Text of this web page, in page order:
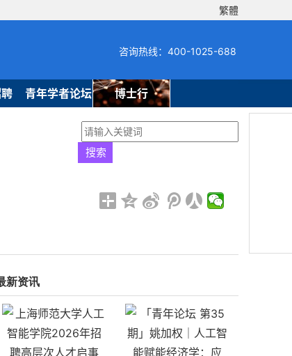
繁體
咨询热线：400-1025-688
青年学者论坛 博士行
新资讯